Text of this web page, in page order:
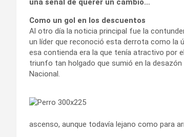
Como un gol en los descuentos
Al otro día la noticia principal fue la
un líder que reconoció esta derrota como la
esa contienda era la que tenía atractivo por
triunfo tan holgado que sumió en la
Nacional.
ascenso, aunque todavía lejano como para